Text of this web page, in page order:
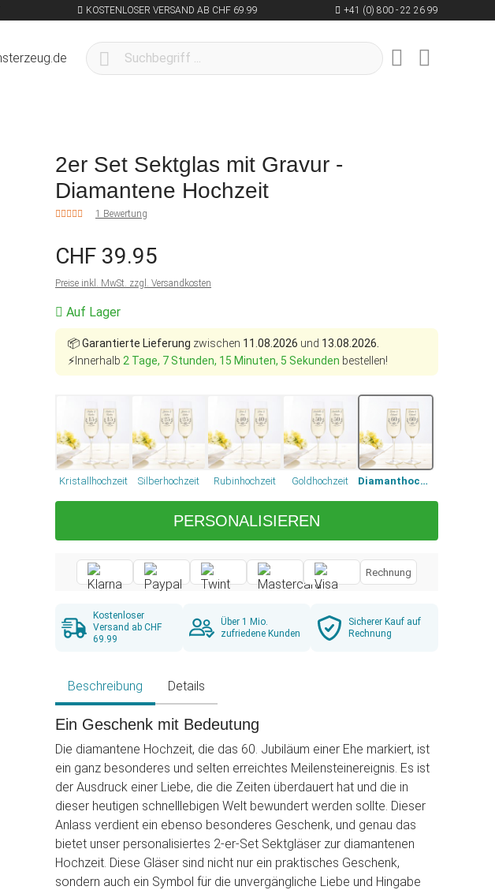
KOSTENLOSER VERSAND AB CHF 69.99 +41 (0) 800 - 22 26 99
2er Set Sektglas mit Gravur -
Diamantene Hochzeit
1 Bewertung
CHF 39.95
Preise inkl. MwSt. zzgl. Versandkosten
Auf Lager
📦Garantierte Lieferung zwischen 11.08.2026 und 13.08.2026.
⚡Innerhalb 2 Tage, 7 Stunden, 15 Minuten, 4 Sekunden bestellen!
Kristallhochzeit Silberhochzeit Rubinhochzeit Goldhochzeit Diamanthochzeit
PERSONALISIEREN
Rechnung
Kostenloser
Versand ab CHF
69.99
Über 1 Mio.
zufriedene Kunden
Sicherer Kauf auf
Rechnung
Beschreibung Details
Ein Geschenk mit Bedeutung
Die diamantene Hochzeit, die das 60. Jubiläum einer Ehe markiert, ist
ein ganz besonderes und selten erreichtes Meilensteinereignis. Es ist
der Ausdruck einer Liebe, die die Zeiten überdauert hat und die in
dieser heutigen schnelllebigen Welt bewundert werden sollte. Dieser
Anlass verdient ein ebenso besonderes Geschenk, und genau das
bietet unser personalisiertes 2-er-Set Sektgläser zur diamantenen
Hochzeit. Diese Gläser sind nicht nur ein praktisches Geschenk,
sondern auch ein Symbol für die unvergängliche Liebe und Hingabe